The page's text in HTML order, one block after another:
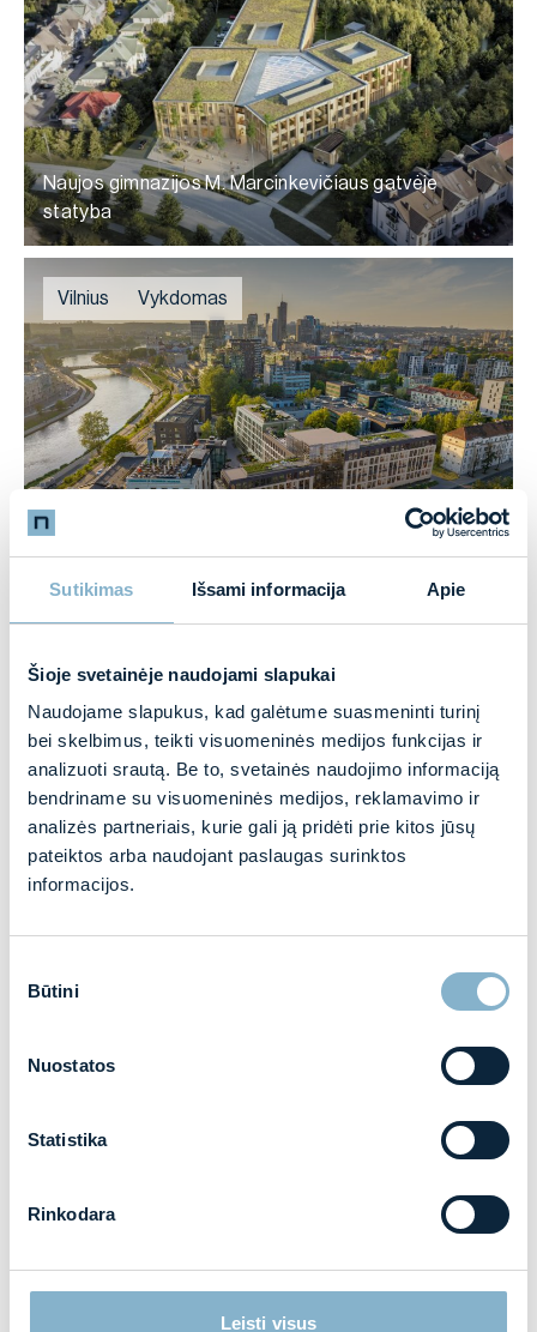
Sutikimas Išsami informacija Apie
Šioje svetainėje naudojami slapukai
Naudojame slapukus, kad galėtume suasmeninti turinį
bei skelbimus, teikti visuomeninės medijos funkcijas ir
analizuoti srautą. Be to, svetainės naudojimo informaciją
bendriname su visuomeninės medijos, reklamavimo ir
analizės partneriais, kurie gali ją pridėti prie kitos jūsų
pateiktos arba naudojant paslaugas surinktos
informacijos.
pasirinkimas
Būtini
Nuostatos
Statistika
Rinkodara
Leisti visus
Naujos gimnazijos M. Marcinkevičiaus gatvėje
statyba
Vilnius Vykdomas
AMPÉRA
Vilnius Vykdomas
Gyvenamasis kvartalas „JUST-IN“